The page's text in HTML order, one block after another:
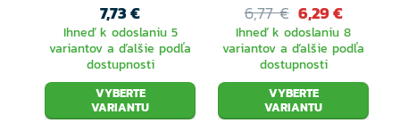
7,73 €
Ihneď k odoslaniu 5
variantov a ďalšie podľa
dostupnosti
VYBERTE
VARIANTU
6,77 € 6,29 €
Ihneď k odoslaniu 8
variantov a ďalšie podľa
dostupnosti
VYBERTE
VARIANTU